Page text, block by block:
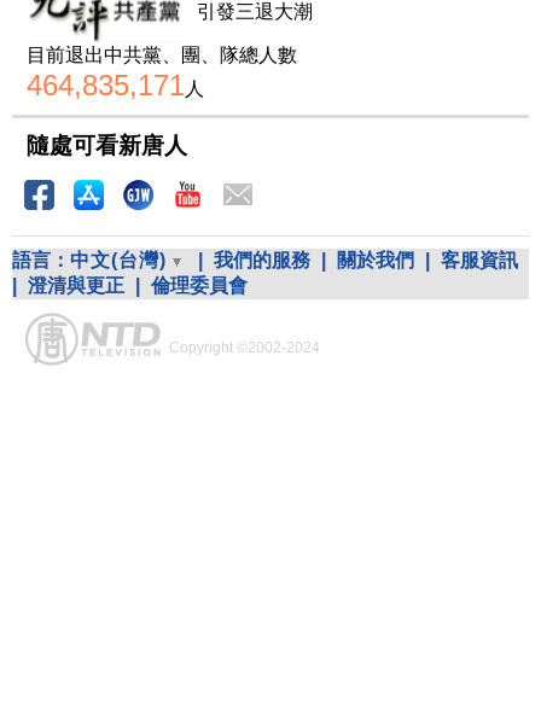
引發三退大潮
目前退出中共黨、團、隊總人數
464,835,171人
隨處可看新唐人
語言： 中文(台灣) 我們的服務 關於我們
客服資訊
澄清與更正 倫理委員會
Copyright ©2002-2024